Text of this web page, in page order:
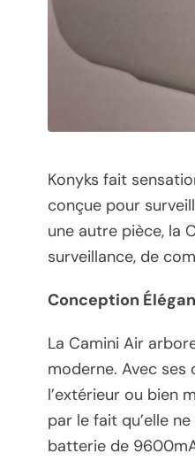
Konyks fait
conçue pour
une autre pièce, la
surveillance, de
Conception
La Camini Air
moderne. Avec
l’extérieur ou bien
par le fait qu’elle
batterie de